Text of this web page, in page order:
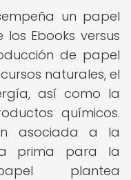
un papel
Ebooks versus
de papel
naturales, el
así como la
químicos.
asociada a la
prima para la
plantea